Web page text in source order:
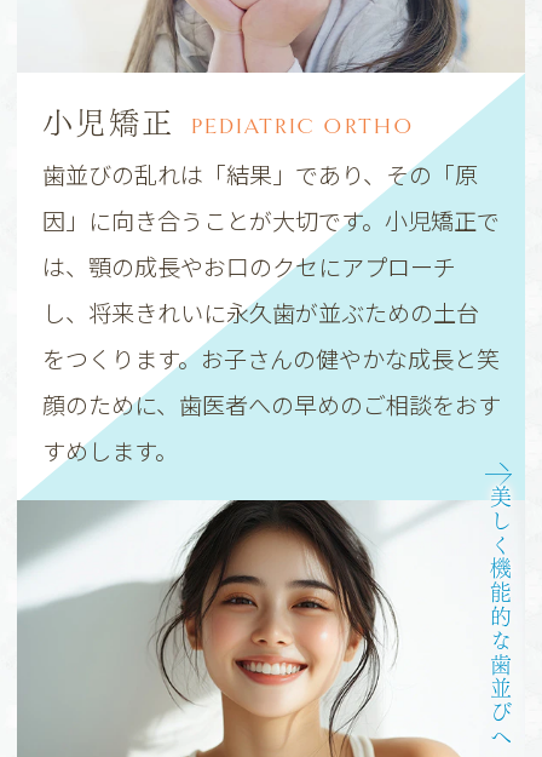
小児矯正 PEDIATRIC ORTHO
歯並びの乱れは「結果」であり、その「原
因」に向き合うことが大切です。小児矯正で
は、顎の成長やお口のクセにアプローチ
し、将来きれいに永久歯が並ぶための土台
をつくります。お子さんの健やかな成長と笑
顔のために、歯医者への早めのご相談をおす
すめします。
美しく機能的な歯並びへ